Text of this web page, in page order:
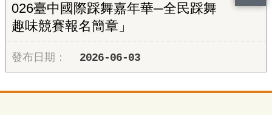
026臺中國際踩舞嘉年華─全民踩舞
趣味競賽報名簡章」
2026-06-03